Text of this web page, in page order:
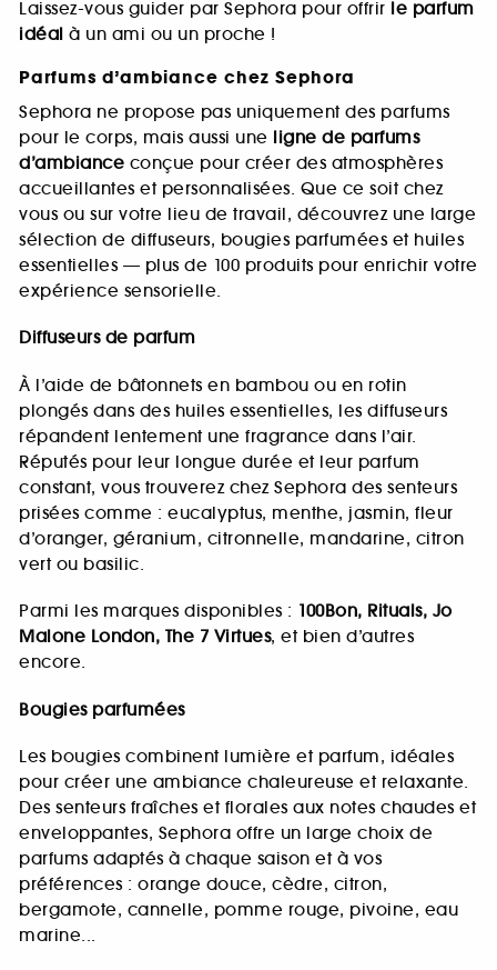
Laissez-vous guider par Sephora pour offrir le parfum
idéal à un ami ou un proche !
Parfums d’ambiance chez Sephora
Sephora ne propose pas uniquement des parfums
pour le corps, mais aussi une ligne de parfums
d’ambiance conçue pour créer des atmosphères
accueillantes et personnalisées. Que ce soit chez
vous ou sur votre lieu de travail, découvrez une large
sélection de diffuseurs, bougies parfumées et huiles
essentielles — plus de 100 produits pour enrichir votre
expérience sensorielle.
Diffuseurs de parfum
À l’aide de bâtonnets en bambou ou en rotin
plongés dans des huiles essentielles, les diffuseurs
répandent lentement une fragrance dans l’air.
Réputés pour leur longue durée et leur parfum
constant, vous trouverez chez Sephora des senteurs
prisées comme : eucalyptus, menthe, jasmin, fleur
d’oranger, géranium, citronnelle, mandarine, citron
vert ou basilic.
Parmi les marques disponibles : 100Bon, Rituals, Jo
Malone London, The 7 Virtues, et bien d’autres
encore.
Bougies parfumées
Les bougies combinent lumière et parfum, idéales
pour créer une ambiance chaleureuse et relaxante.
Des senteurs fraîches et florales aux notes chaudes et
enveloppantes, Sephora offre un large choix de
parfums adaptés à chaque saison et à vos
préférences : orange douce, cèdre, citron,
bergamote, cannelle, pomme rouge, pivoine, eau
marine...